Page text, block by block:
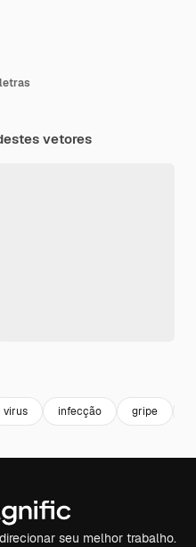
vetores
virus infecção gripe
seu melhor trabalho.